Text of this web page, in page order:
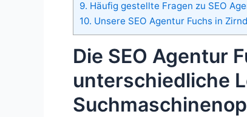
9. Häufig gestellte Fragen zu SEO
10. Unsere SEO Agentur Fuchs in
Die SEO Agentur
unterschiedliche